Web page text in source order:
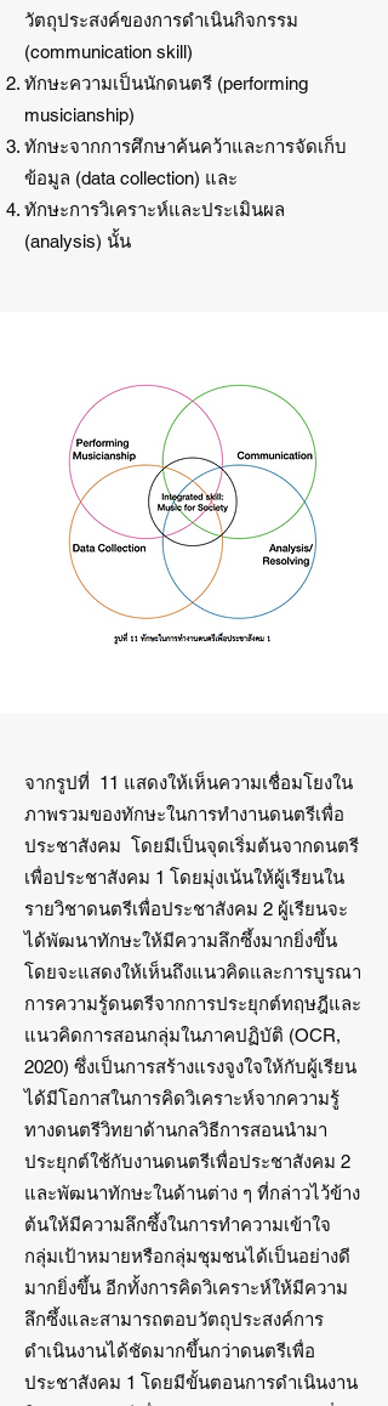
วัตถุประสงค์ของการดำเนินกิจกรรม
(communication skill)
ทักษะความเป็นนักดนตรี (performing
musicianship)
ทักษะจากการศึกษาค้นคว้าและการจัดเก็บ
ข้อมูล (data collection) และ
ทักษะการวิเคราะห์และประเมินผล
(analysis) นั้น
จากรูปที่ 11 แสดงให้เห็นความเชื่อมโยงใน
ภาพรวมของทักษะในการทำงานดนตรีเพื่อ
ประชาสังคม โดยมีเป็นจุดเริ่มต้นจากดนตรี
เพื่อประชาสังคม 1 โดยมุ่งเน้นให้ผู้เรียนใน
รายวิชาดนตรีเพื่อประชาสังคม 2 ผู้เรียนจะ
ได้พัฒนาทักษะให้มีความลึกซึ้งมากยิ่งขึ้น
โดยจะแสดงให้เห็นถึงแนวคิดและการบูรณา
การความรู้ดนตรีจากการประยุกต์ทฤษฎีและ
แนวคิดการสอนกลุ่มในภาคปฏิบัติ (OCR,
2020) ซึ่งเป็นการสร้างแรงจูงใจให้กับผู้เรียน
ได้มีโอกาสในการคิดวิเคราะห์จากความรู้
ทางดนตรีวิทยาด้านกลวิธีการสอนนำมา
ประยุกต์ใช้กับงานดนตรีเพื่อประชาสังคม 2
และพัฒนาทักษะในด้านต่าง ๆ ที่กล่าวไว้ข้าง
ต้นให้มีความลึกซึ้งในการทำความเข้าใจ
กลุ่มเป้าหมายหรือกลุ่มชุมชนได้เป็นอย่างดี
มากยิ่งขึ้น อีกทั้งการคิดวิเคราะห์ให้มีความ
ลึกซึ้งและสามารถตอบวัตถุประสงค์การ
ดำเนินงานได้ชัดมากขึ้นกว่าดนตรีเพื่อ
ประชาสังคม 1 โดยมีขั้นตอนการดำเนินงาน